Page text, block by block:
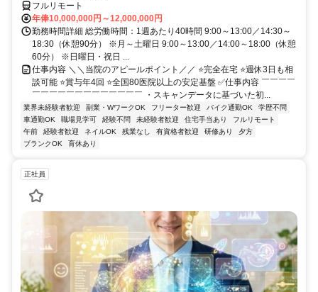
フルリモート
年俸10,000,000円～12,000,000円
勤務時間詳細 総労働時間：1週あたり40時間 9:00～13:00／14:30～
18:30（休憩90分） ※月～土曜日 9:00～13:00／14:00～18:00（休憩
60分） ※日曜日・祝日 ...
仕事内容 ＼＼当院のアピールポイント／／ ⭐完全在宅 ⭐週休3日も相
談可能 ⭐賞与年4回 ⭐全国80医院以上の安定基盤 ✅仕事内容 ￣￣￣￣
￣￣￣￣￣￣￣￣￣￣￣￣￣ ・スキャンデータに基づいた初...
業界未経験者歓迎 副業・WワークOK フリーター歓迎 バイク通勤OK
学歴不問
車通勤OK
職場見学可 経験不問 未経験者歓迎 住宅手当あり
フルリモート
午前
経験者歓迎 ネイルOK 残業なし 有資格者歓迎 研修あり
夕方
ブランクOK
育休あり
正社員